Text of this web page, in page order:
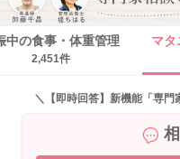
中の食事・体重管理
2,451件
マタ
＼【即時回答】新機能「専